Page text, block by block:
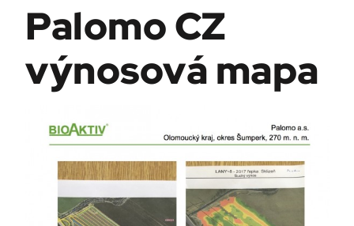
Palomo CZ
výnosová mapa